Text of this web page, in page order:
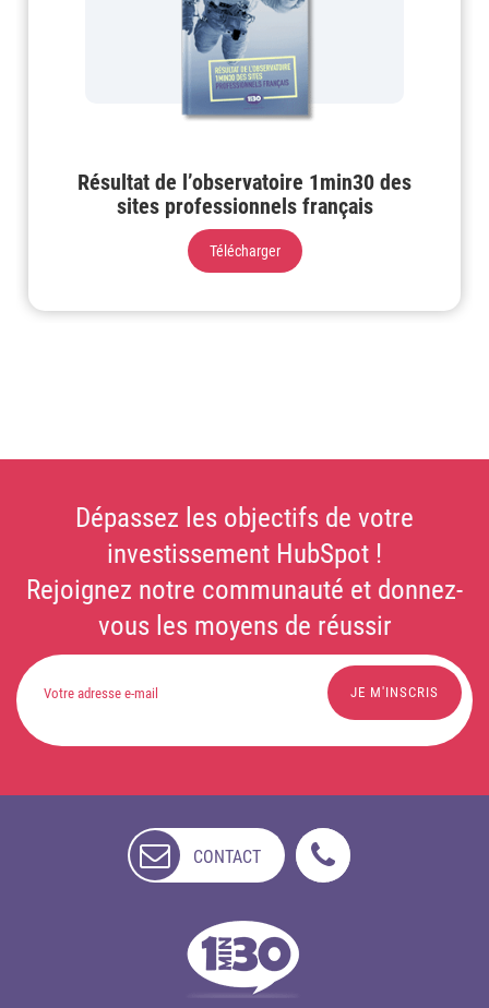
Résultat de l’observatoire 1min30 des
sites professionnels français
Télécharger
Dépassez les objectifs de votre
investissement HubSpot !
Rejoignez notre communauté et donnez-
vous les moyens de réussir
CONTACT
DISPONIBLE